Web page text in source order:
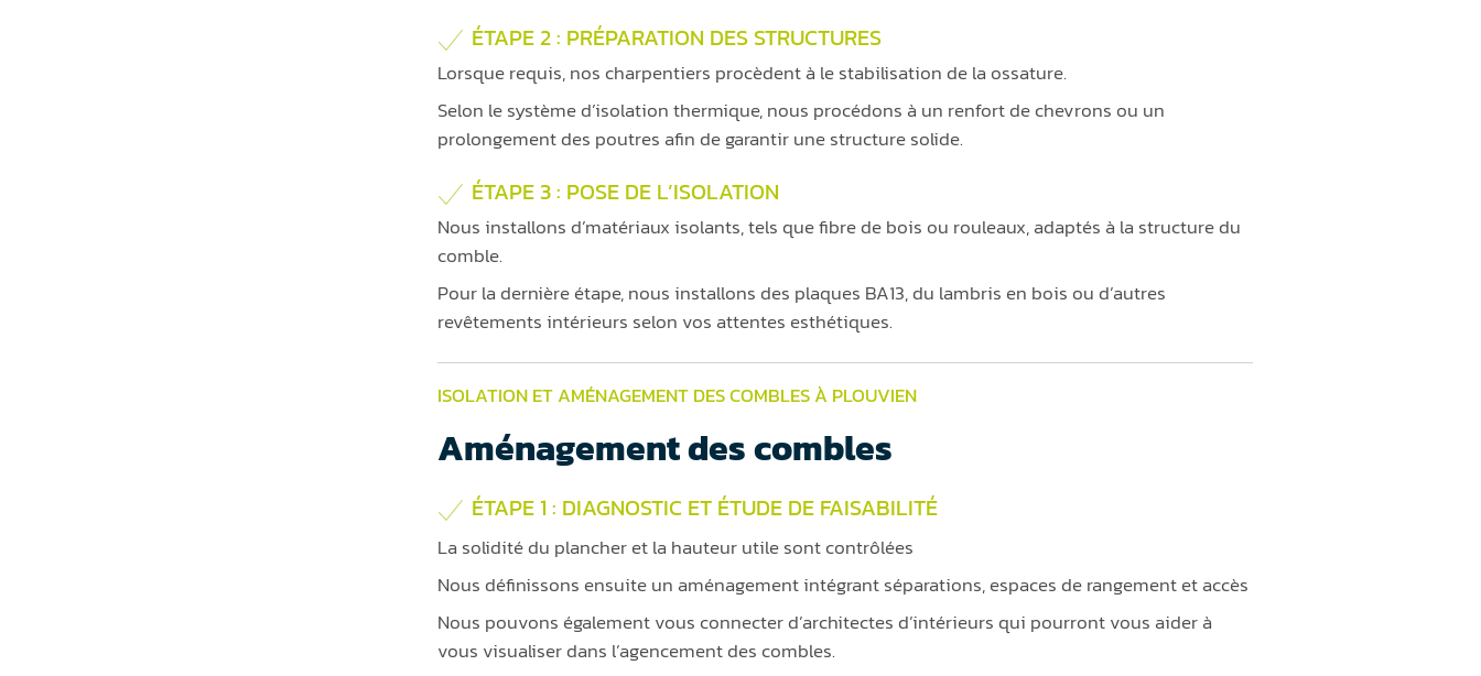
ÉTAPE 2 : PRÉPARATION DES STRUCTURES
Lorsque requis, nos charpentiers procèdent à le stabilisation de la ossature.
Selon le système d’isolation thermique, nous procédons à un renfort de chevrons ou un
prolongement des poutres afin de garantir une structure solide.
ÉTAPE 3 : POSE DE L’ISOLATION
Nous installons d’matériaux isolants, tels que fibre de bois ou rouleaux, adaptés à la structure du
comble.
Pour la dernière étape, nous installons des plaques BA13, du lambris en bois ou d’autres
revêtements intérieurs selon vos attentes esthétiques.
ISOLATION ET AMÉNAGEMENT DES COMBLES À PLOUVIEN
Aménagement des combles
ÉTAPE 1 : DIAGNOSTIC ET ÉTUDE DE FAISABILITÉ
La solidité du plancher et la hauteur utile sont contrôlées
Nous définissons ensuite un aménagement intégrant séparations, espaces de rangement et accès
Nous pouvons également vous connecter d’architectes d’intérieurs qui pourront vous aider à
vous visualiser dans l’agencement des combles.